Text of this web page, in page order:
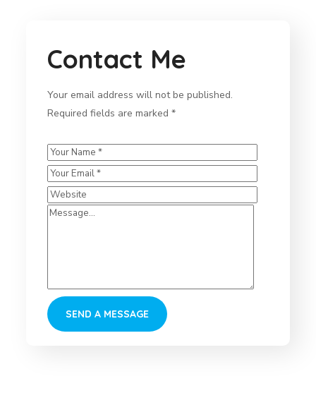
Contact Me
Your email address will not be published.
Required fields are marked *